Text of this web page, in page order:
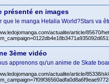
présenté en images
le manga Hetalia World?Stars va
actualite/article/85670/
3ème vidéo
apprenons qu'un anime de Skate
actualite/article/85338/